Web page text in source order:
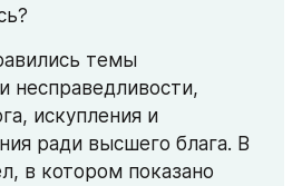
темы
несправедливости,
искупления и
ради высшего блага. В
в котором показано